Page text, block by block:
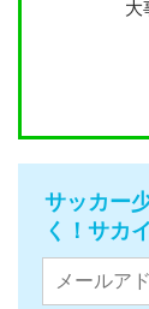
大
サッカー
く！サカ